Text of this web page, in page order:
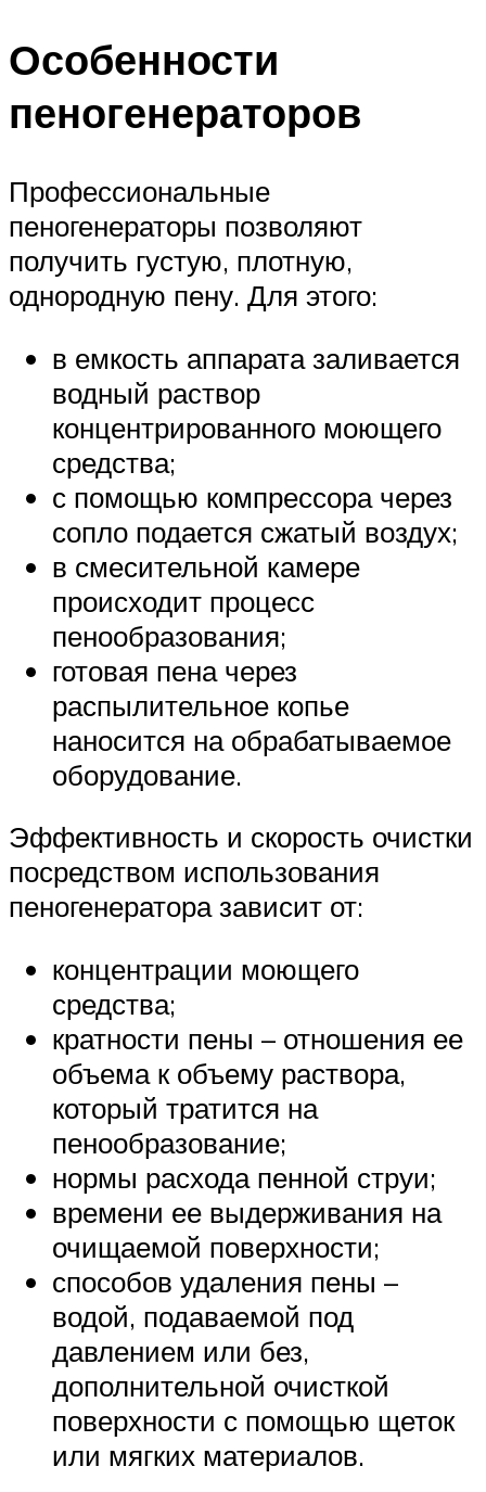
Особенности
пеногенераторов
Профессиональные
пеногенераторы позволяют
получить густую, плотную,
однородную пену. Для этого:
в емкость аппарата заливается
водный раствор
концентрированного моющего
средства;
с помощью компрессора через
сопло подается сжатый воздух;
в смесительной камере
происходит процесс
пенообразования;
готовая пена через
распылительное копье
наносится на обрабатываемое
оборудование.
Эффективность и скорость очистки
посредством использования
пеногенератора зависит от:
концентрации моющего
средства;
кратности пены – отношения ее
объема к объему раствора,
который тратится на
пенообразование;
нормы расхода пенной струи;
времени ее выдерживания на
очищаемой поверхности;
способов удаления пены –
водой, подаваемой под
давлением или без,
дополнительной очисткой
поверхности с помощью щеток
или мягких материалов.